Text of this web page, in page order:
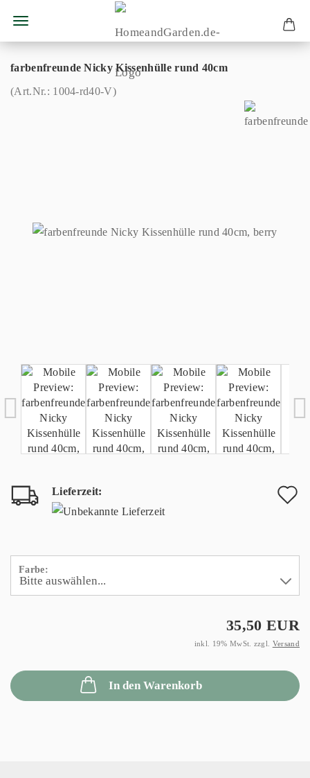
farbenfreunde Nicky Kissenhülle rund 40cm
(Art.Nr.: 1004-rd40-V)
Lieferzeit:
Farbe:
35,50 EUR
inkl. 19% MwSt. zzgl. Versand
In den Warenkorb